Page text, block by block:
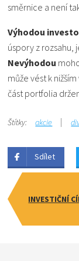
směrnice a není
Výhodou
úspory z rozsahu,
Nevýhodou
může vést k
část portfolia
Štítky: akcie
Sdílet
INVESTIČNÍ